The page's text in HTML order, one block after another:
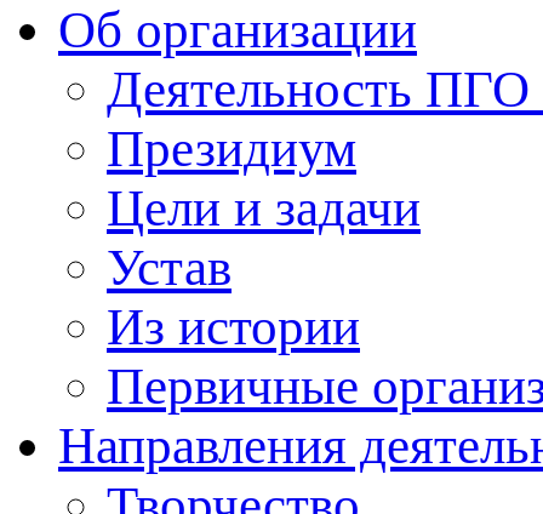
Об организации
Деятельность
Президиум
Цели и задачи
Устав
Из истории
Первичные
Направления